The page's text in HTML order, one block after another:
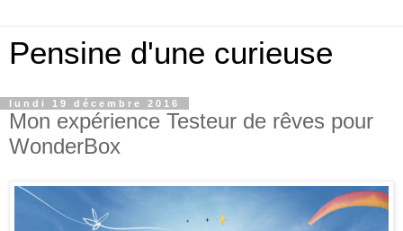
Pensine d'une curieuse
lundi 19 décembre 2016
Mon expérience Testeur de rêves pour
WonderBox